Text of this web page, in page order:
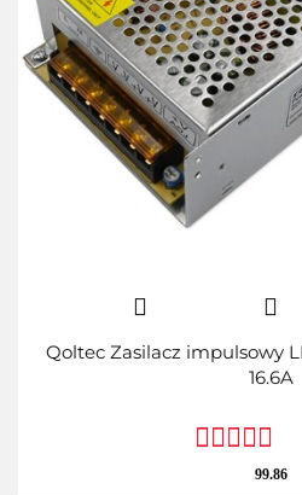
Qoltec Zasilacz impulsowy
16.6A
99.86